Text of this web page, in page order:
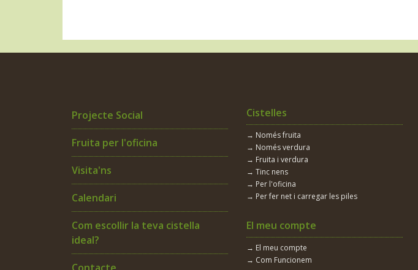
Projecte Social
Fruita per l'oficina
Visita'ns
Calendari
Com escollir la teva cistella
ideal?
Cistelles
→ Només fruita
→ Només verdura
→ Fruita i verdura
→ Tinc nens
→ Per l'oficina
→ Per fer net i carregar les piles
El meu compte
→ El meu compte
→ Com Funcionem